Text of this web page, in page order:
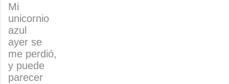
Mi
unicornio
azul
ayer se
me perdió,
y puede
parecer